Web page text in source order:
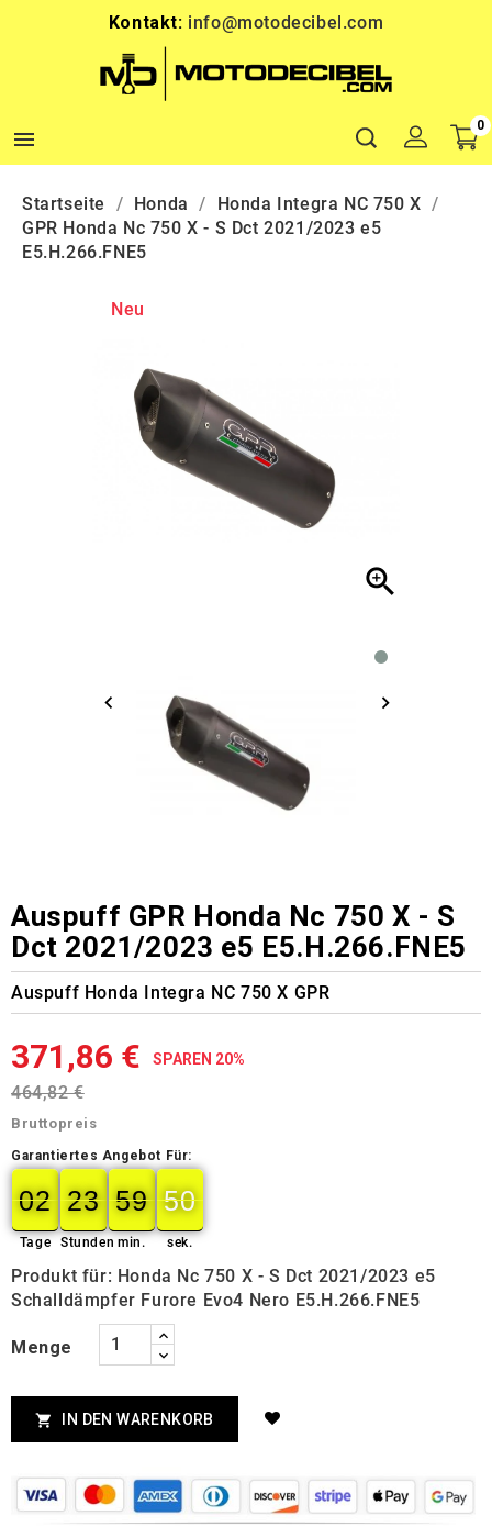
Kontakt: info@motodecibel.com

0
Startseite Honda
Honda Integra NC 750 X
GPR Honda Nc 750 X - S Dct 2021/2023 e5
E5.H.266.FNE5
Neu

Auspuff GPR Honda Nc 750 X - S
Dct 2021/2023 e5 E5.H.266.FNE5
Auspuff Honda Integra NC 750 X GPR
371,86 € SPAREN 20%
464,82 €
Bruttopreis
Garantiertes Angebot Für:
02
02
00
Tage
23
23
00
Stunden
59
59
00
min.
50
49
50
sek.
Produkt für: Honda Nc 750 X - S Dct 2021/2023 e5
Schalldämpfer Furore Evo4 Nero E5.H.266.FNE5
Menge
 IN DEN WARENKORB